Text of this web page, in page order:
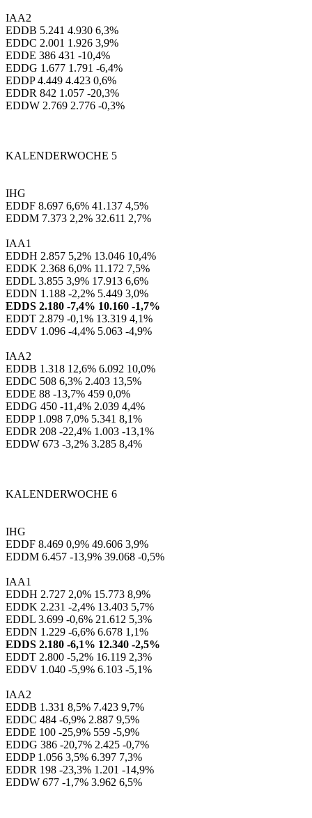
IAA2
EDDB 5.241 4.930 6,3%
EDDC 2.001 1.926 3,9%
EDDE 386 431 -10,4%
EDDG 1.677 1.791 -6,4%
EDDP 4.449 4.423 0,6%
EDDR 842 1.057 -20,3%
EDDW 2.769 2.776 -0,3%
KALENDERWOCHE 5
IHG
EDDF 8.697 6,6% 41.137 4,5%
EDDM 7.373 2,2% 32.611 2,7%
IAA1
EDDH 2.857 5,2% 13.046 10,4%
EDDK 2.368 6,0% 11.172 7,5%
EDDL 3.855 3,9% 17.913 6,6%
EDDN 1.188 -2,2% 5.449 3,0%
EDDS 2.180 -7,4% 10.160 -1,7%
EDDT 2.879 -0,1% 13.319 4,1%
EDDV 1.096 -4,4% 5.063 -4,9%
IAA2
EDDB 1.318 12,6% 6.092 10,0%
EDDC 508 6,3% 2.403 13,5%
EDDE 88 -13,7% 459 0,0%
EDDG 450 -11,4% 2.039 4,4%
EDDP 1.098 7,0% 5.341 8,1%
EDDR 208 -22,4% 1.003 -13,1%
EDDW 673 -3,2% 3.285 8,4%
KALENDERWOCHE 6
IHG
EDDF 8.469 0,9% 49.606 3,9%
EDDM 6.457 -13,9% 39.068 -0,5%
IAA1
EDDH 2.727 2,0% 15.773 8,9%
EDDK 2.231 -2,4% 13.403 5,7%
EDDL 3.699 -0,6% 21.612 5,3%
EDDN 1.229 -6,6% 6.678 1,1%
EDDS 2.180 -6,1% 12.340 -2,5%
EDDT 2.800 -5,2% 16.119 2,3%
EDDV 1.040 -5,9% 6.103 -5,1%
IAA2
EDDB 1.331 8,5% 7.423 9,7%
EDDC 484 -6,9% 2.887 9,5%
EDDE 100 -25,9% 559 -5,9%
EDDG 386 -20,7% 2.425 -0,7%
EDDP 1.056 3,5% 6.397 7,3%
EDDR 198 -23,3% 1.201 -14,9%
EDDW 677 -1,7% 3.962 6,5%